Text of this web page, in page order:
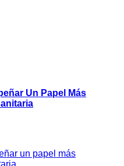
Un Papel Más